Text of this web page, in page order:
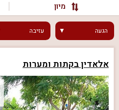
מיון
הגעה עזיבה
אלאדין בקתות ומערות